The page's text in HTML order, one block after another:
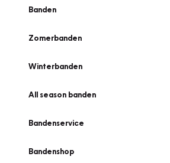
Banden
Zomerbanden
Winterbanden
All season banden
Bandenservice
Bandenshop